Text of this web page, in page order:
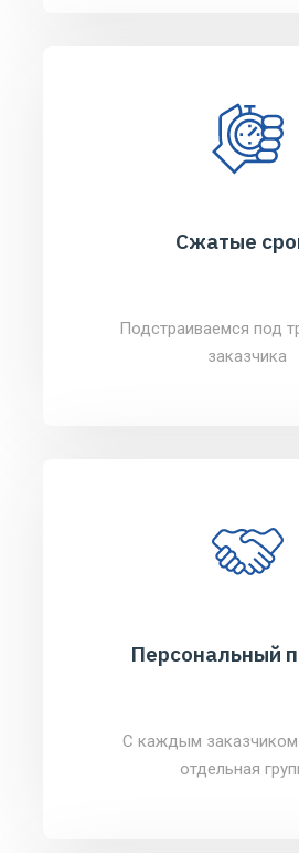
Сжатые
Подстраиваемся под
заказчика
Персональный
С каждым заказчиком
отдельная